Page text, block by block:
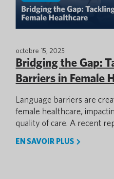
octobre 15, 2025
Bridging the Gap:
Barriers in Female
Language barriers are
female healthcare,
quality of care. A recent
EN SAVOIR PLUS